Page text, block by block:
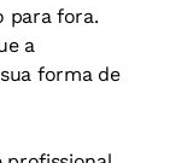
para fora.
a
forma de